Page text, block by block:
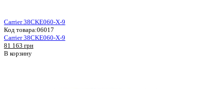
Carrier 38CKE060-X-9
Код товара:06017
Carrier 38CKE060-X-9
81 163 грн
В корзину